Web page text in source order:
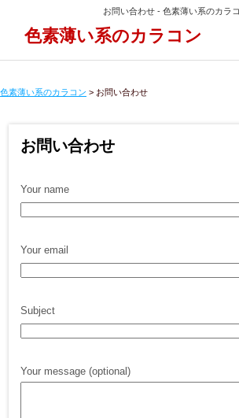
お問い合わせ - 色素薄い系のカラ
色素薄い系のカラコン
色素薄い系のカラコン > お問い合わせ
お問い合わせ
Your name
Your email
Subject
Your message (optional)